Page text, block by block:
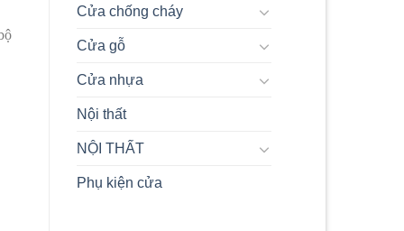
Cửa chống cháy
Cửa gỗ
Cửa nhựa
Nội thất
NỘI THẤT
Phụ kiện cửa